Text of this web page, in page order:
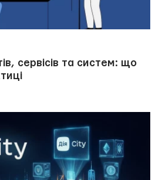
сервісів та систем: що